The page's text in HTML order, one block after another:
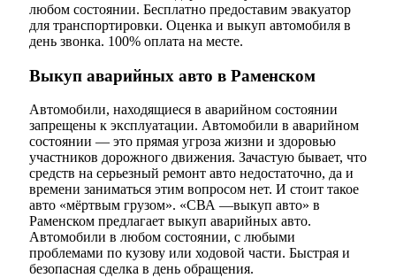
любом состоянии. Бесплатно предоставим эвакуатор
для транспортировки. Оценка и выкуп автомобиля в
день звонка. 100% оплата на месте.
Выкуп аварийных авто в Раменском
Автомобили, находящиеся в аварийном состоянии
запрещены к эксплуатации. Автомобили в аварийном
состоянии — это прямая угроза жизни и здоровью
участников дорожного движения. Зачастую бывает, что
средств на серьезный ремонт авто недостаточно, да и
времени заниматься этим вопросом нет. И стоит такое
авто «мёртвым грузом». «СВА —выкуп авто» в
Раменском предлагает выкуп аварийных авто.
Автомобили в любом состоянии, с любыми
проблемами по кузову или ходовой части. Быстрая и
безопасная сделка в день обращения.